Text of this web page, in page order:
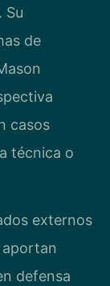
Su
de
casos
técnica o
externos
defensa